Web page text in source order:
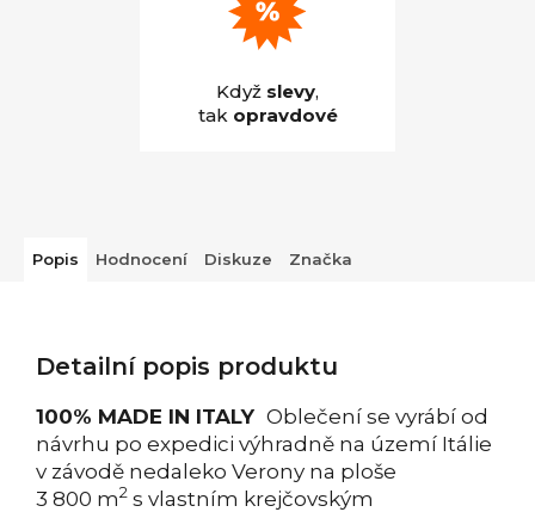
Když slevy,
tak opravdové
Popis Hodnocení Diskuze Značka
Detailní popis produktu
100% MADE IN ITALY Oblečení se vyrábí od
návrhu po expedici výhradně na území Itálie
v závodě nedaleko Verony na ploše
3 800 m2 s vlastním krejčovským